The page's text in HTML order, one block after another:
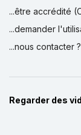
...être accrédité
...demander
...nous contacter ?
Regarder des